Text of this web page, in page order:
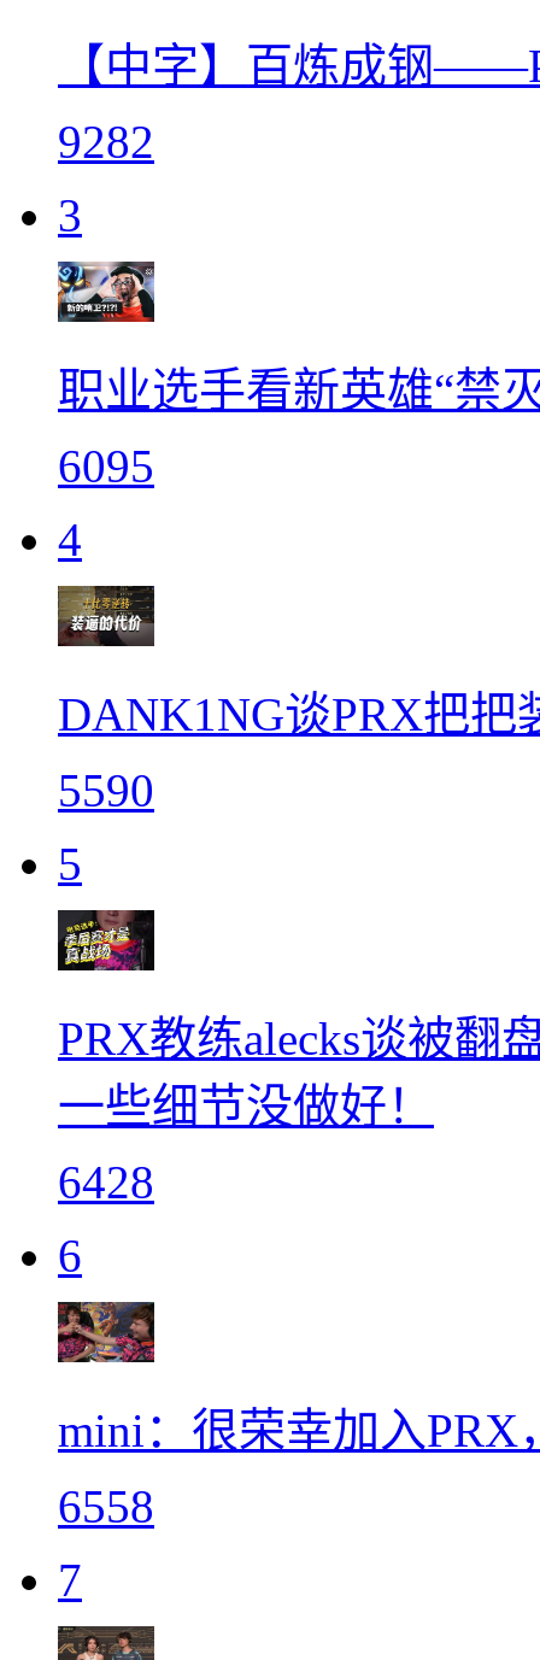
【中字】百炼成钢
9282
3
职业选手看新英雄“禁
6095
4
DANK1NG谈PRX把把
5590
5
PRX教练alecks谈被翻
一些细节没做好！
6428
6
mini：很荣幸加入
6558
7